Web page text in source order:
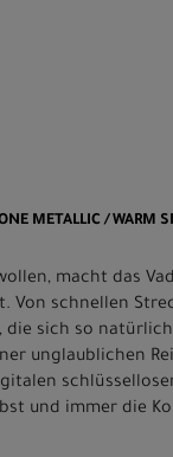
METALLIC / WARM
macht das
schnellen
sich so
unglaublichen
und immer die